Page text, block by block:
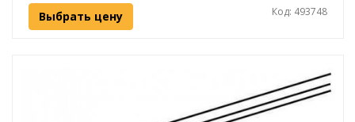
Выбрать цену Код: 493748